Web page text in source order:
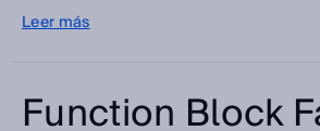
Leer más
Function Block